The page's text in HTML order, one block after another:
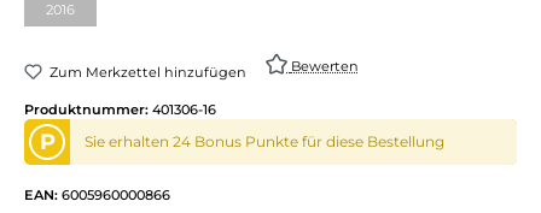
2016(Diese Option ist zurzeit nicht verfügbar.)
Zum Merkzettel hinzufügen Bewerten
Produktnummer: 401306-16
P Sie erhalten 24 Bonus Punkte für diese Bestellung
EAN: 6005960000866